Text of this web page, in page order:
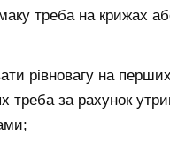
треба на крижах
рівновагу на перших
треба за рахунок